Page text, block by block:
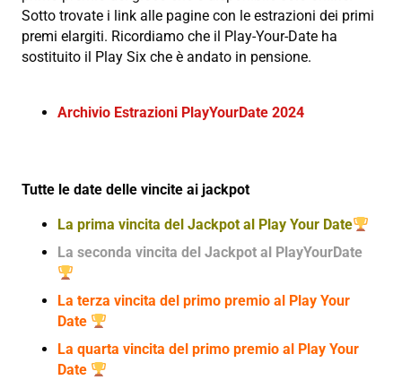
Sotto trovate i link alle pagine con le estrazioni dei primi
premi elargiti. Ricordiamo che il Play-Your-Date ha
sostituito il Play Six che è andato in pensione.
Archivio Estrazioni PlayYourDate 2024
Tutte le date delle vincite ai jackpot
La prima vincita del Jackpot al Play Your Date
La seconda vincita del Jackpot al PlayYourDate
La terza vincita del primo premio al Play Your
Date
La quarta vincita del primo premio al Play Your
Date